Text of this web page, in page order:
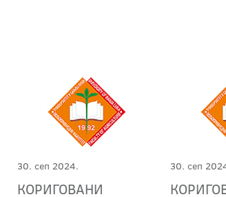
30. сеп 2024.
КОРИГОВАНИ
30. сеп